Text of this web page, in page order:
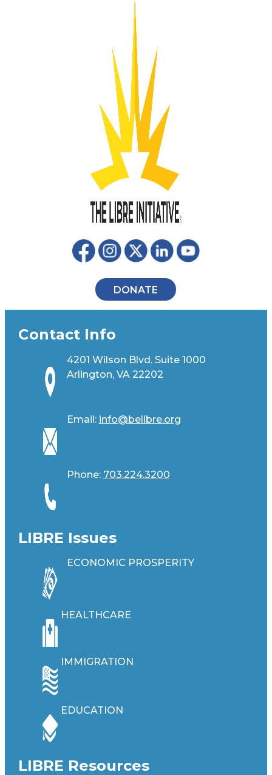
DONATE
Contact Info
4201 Wilson Blvd. Suite 1000
Arlington, VA 22202
Email: info@belibre.org
Phone: 703.224.3200
LIBRE Issues
ECONOMIC PROSPERITY
HEALTHCARE
IMMIGRATION
EDUCATION
LIBRE Resources